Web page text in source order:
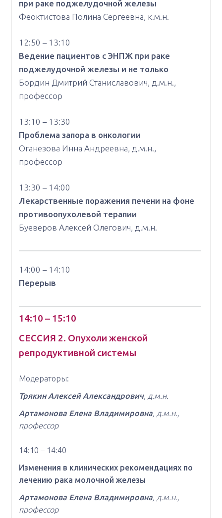
при раке поджелудочной железы
Феоктистова Полина Сергеевна, к.м.н.
12:50 – 13:10
Ведение пациентов с ЭНПЖ при раке
поджелудочной железы и не только
Бордин Дмитрий Станиславович, д.м.н.,
профессор
13:10 – 13:30
Проблема запора в онкологии
Оганезова Инна Андреевна, д.м.н.,
профессор
13:30 – 14:00
Лекарственные поражения печени на фоне
противоопухолевой терапии
Буеверов Алексей Олегович, д.м.н.
14:00 – 14:10
Перерыв
14:10 – 15:10
СЕССИЯ 2. Опухоли женской
репродуктивной системы
Модераторы:
Трякин Алексей Александрович, д.м.н.
Артамонова Елена Владимировна, д.м.н.,
профессор
14:10 – 14:40
Изменения в клинических рекомендациях по
лечению рака молочной железы
Артамонова Елена Владимировна, д.м.н.,
профессор